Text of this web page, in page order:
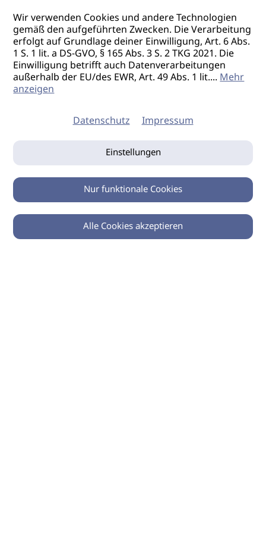
0
Wir verwenden Cookies und andere Technologien
gemäß den aufgeführten Zwecken. Die Verarbeitung
erfolgt auf Grundlage deiner Einwilligung, Art. 6 Abs.
1 S. 1 lit. a DS-GVO, § 165 Abs. 3 S. 2 TKG 2021. Die
Einwilligung betrifft auch Datenverarbeitungen
außerhalb der EU/des EWR, Art. 49 Abs. 1 lit....Mehr
anzeigen
Datenschutz Impressum
Einstellungen
Nur funktionale Cookies
Alle Cookies akzeptieren